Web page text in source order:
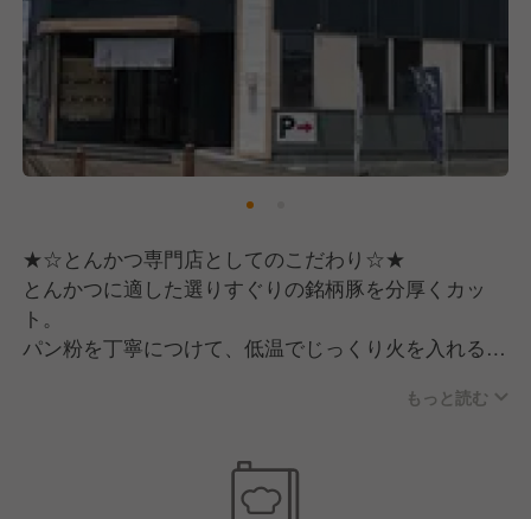
★☆とんかつ専門店としてのこだわり☆★
とんかつに適した選りすぐりの銘柄豚を分厚くカッ
ト。
パン粉を丁寧につけて、低温でじっくり火を入れるこ
味・色・つや、香り、粘りともに、コシヒカリの美味
もっと読む